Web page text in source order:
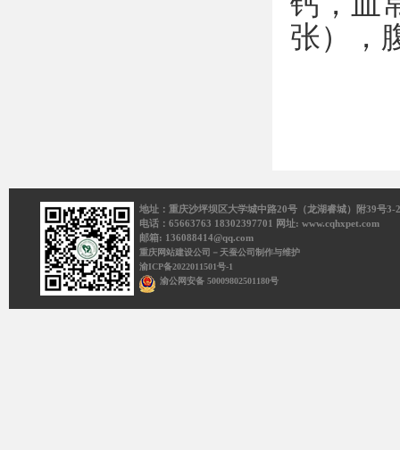
张），
地址：重庆沙坪坝区大学城中路20号（龙湖睿城）附39号3-
电话：65663763 18302397701 网址: www.cqhxpet.com
邮箱: 136088414@qq.com
重庆网站建设公司－天蚕公司制作与维护
渝ICP备2022011501号-1
渝公网安备 50009802501180号